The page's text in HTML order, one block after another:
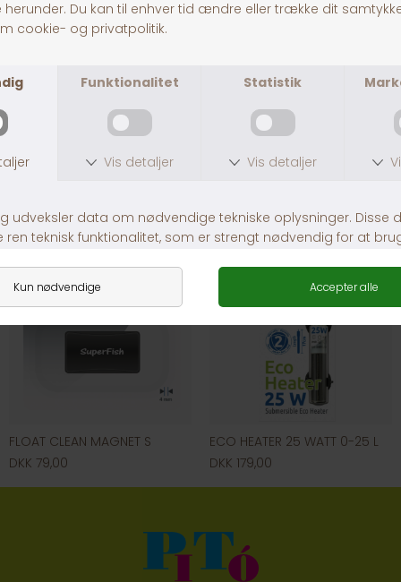
FLOAT CLEAN MAGNET L
FLOAT CLEAN MAGNET M
FLOAT CLEAN MAGNET S
DKK 79,00
ECO HEATER 25 WATT 0-25 L
DKK 179,00